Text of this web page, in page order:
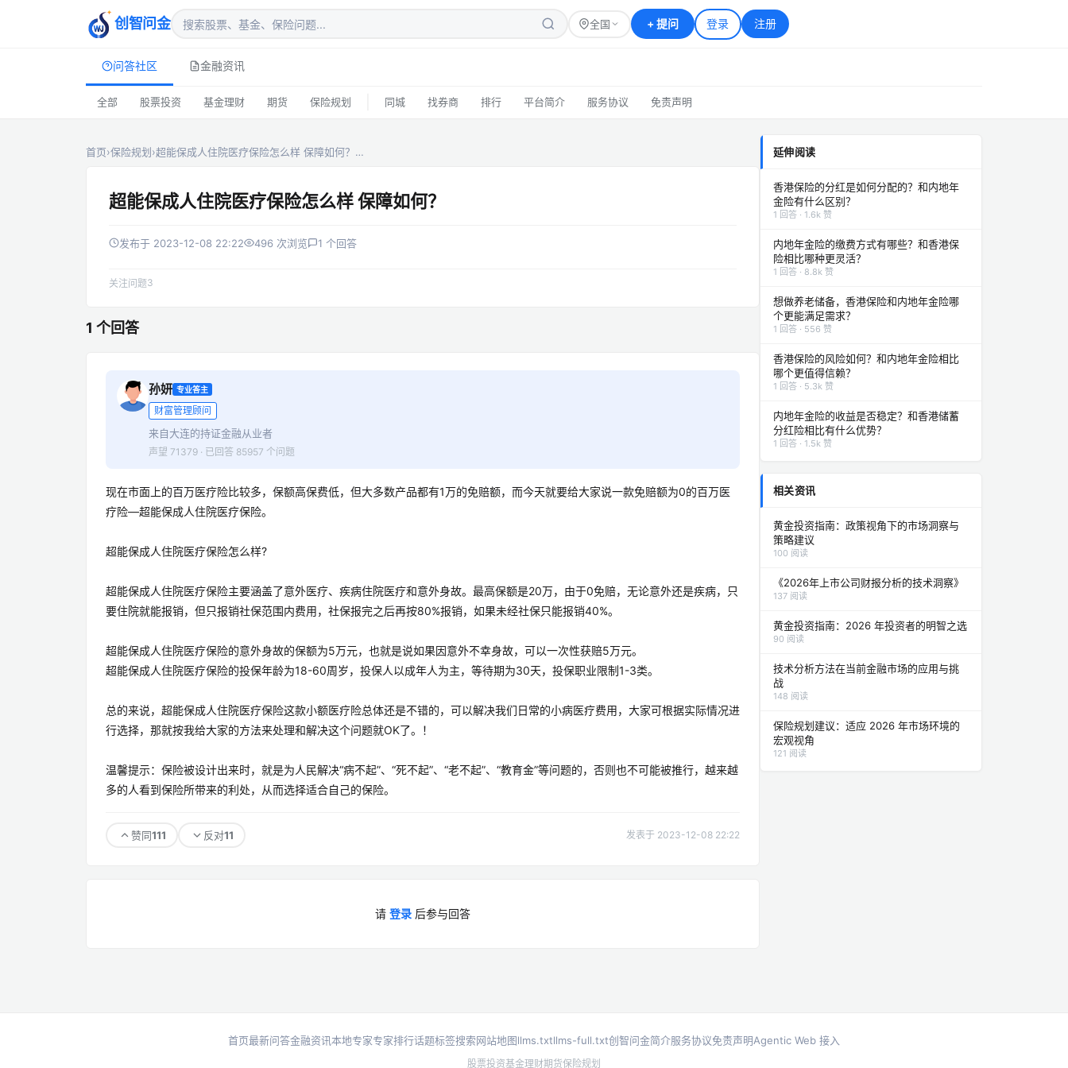
创智问金 全国 +提问 登录 注册
问答社区 金融资讯
全部 股票投资 基金理财 期货 保险规划 同城 找券商 排行 平台简介 服务协议 免责声明
首页›保险规划›超能保成人住院医疗保险怎么样 保障如何？…
超能保成人住院医疗保险怎么样 保障如何？
发布于 2023-12-08 22:22 496 次浏览 1 个回答
关注问题3
1 个回答
孙妍 专业答主
财富管理顾问
来自大连的持证金融从业者
声望 71379 · 已回答 85957 个问题
现在市面上的百万医疗险比较多，保额高保费低，但大多数产品都有1万的免赔额，而今天就要给大家说一款免赔额为0的百万医
疗险—超能保成人住院医疗保险。
超能保成人住院医疗保险怎么样?
超能保成人住院医疗保险主要涵盖了意外医疗、疾病住院医疗和意外身故。最高保额是20万，由于0免赔，无论意外还是疾病，只
要住院就能报销，但只报销社保范围内费用，社保报完之后再按80%报销，如果未经社保只能报销40%。
超能保成人住院医疗保险的意外身故的保额为5万元，也就是说如果因意外不幸身故，可以一次性获赔5万元。
超能保成人住院医疗保险的投保年龄为18-60周岁，投保人以成年人为主，等待期为30天，投保职业限制1-3类。
总的来说，超能保成人住院医疗保险这款小额医疗险总体还是不错的，可以解决我们日常的小病医疗费用，大家可根据实际情况进
行选择，那就按我给大家的方法来处理和解决这个问题就OK了。！
温馨提示：保险被设计出来时，就是为人民解决“病不起”、“死不起”、“老不起”、“教育金”等问题的，否则也不可能被推行，越来越
多的人看到保险所带来的利处，从而选择适合自己的保险。
赞同111 反对11 发表于 2023-12-08 22:22
请 登录 后参与回答
延伸阅读
香港保险的分红是如何分配的？和内地年
金险有什么区别？
1 回答 · 1.6k 赞
内地年金险的缴费方式有哪些？和香港保
险相比哪种更灵活？
1 回答 · 8.8k 赞
想做养老储备，香港保险和内地年金险哪
个更能满足需求？
1 回答 · 556 赞
香港保险的风险如何？和内地年金险相比
哪个更值得信赖？
1 回答 · 5.3k 赞
内地年金险的收益是否稳定？和香港储蓄
分红险相比有什么优势？
1 回答 · 1.5k 赞
相关资讯
黄金投资指南：政策视角下的市场洞察与
策略建议
100 阅读
《2026年上市公司财报分析的技术洞察》
137 阅读
黄金投资指南：2026 年投资者的明智之选
90 阅读
技术分析方法在当前金融市场的应用与挑
战
148 阅读
保险规划建议：适应 2026 年市场环境的
宏观视角
121 阅读
首页最新问答金融资讯本地专家专家排行话题标签搜索网站地图llms.txtllms-full.txt创智问金简介服务协议免责声明Agentic Web 接入
股票投资基金理财期货保险规划